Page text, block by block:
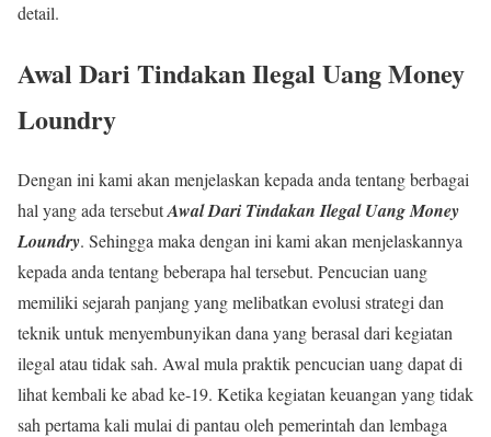
detail.
Awal Dari Tindakan Ilegal Uang Money
Loundry
Dengan ini kami akan menjelaskan kepada anda tentang berbagai
hal yang ada tersebutAwal Dari Tindakan Ilegal Uang Money
Loundry. Sehingga maka dengan ini kami akan menjelaskannya
kepada anda tentang beberapa hal tersebut. Pencucian uang
memiliki sejarah panjang yang melibatkan evolusi strategi dan
teknik untuk menyembunyikan dana yang berasal dari kegiatan
ilegal atau tidak sah. Awal mula praktik pencucian uang dapat di
lihat kembali ke abad ke-19. Ketika kegiatan keuangan yang tidak
sah pertama kali mulai di pantau oleh pemerintah dan lembaga